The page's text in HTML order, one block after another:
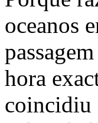
oceanos
hora
coincidiu